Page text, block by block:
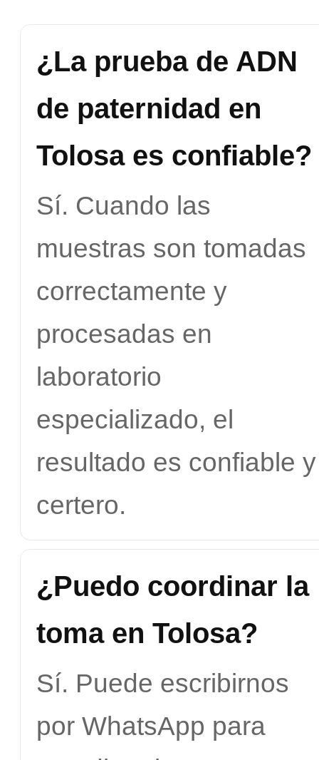
¿La prueba de ADN
de paternidad en
Tolosa es confiable?
Sí. Cuando las
muestras son tomadas
correctamente y
procesadas en
laboratorio
especializado, el
resultado es confiable y
certero.
¿Puedo coordinar la
toma en Tolosa?
Sí. Puede escribirnos
por WhatsApp para